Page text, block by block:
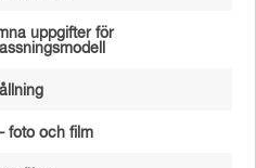
uppgifter för
foto och film